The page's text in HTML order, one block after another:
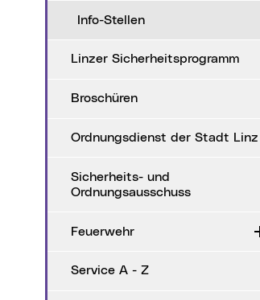
Info-Stellen
Linzer Sicherheitsprogramm
Broschüren
Ordnungsdienst der Stadt Linz
Sicherheits- und
Ordnungsausschuss
Feuerwehr
Service A - Z